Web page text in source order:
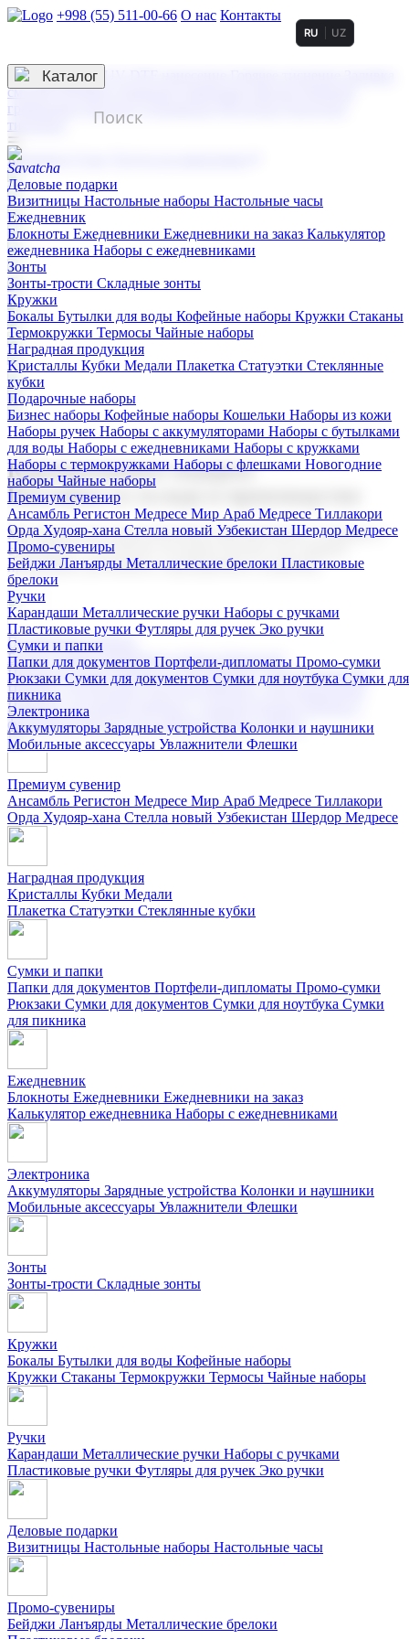
+998 (55) 511-00-66 О нас Контакты
3D гравировка
смолой (Doming)
гравировка твердая
тиснение
RU UZ
☰
Контакты
Каталог
Деловые подарки
Визитницы Настольные наборы Настольные часы
Ежедневник
Блокноты Ежедневники Ежедневники на заказ Калькулятор
ежедневника Наборы с ежедневниками
Зонты
Зонты-трости Складные зонты
Кружки
Бокалы Бутылки для воды Кофейные наборы Кружки Стаканы
Термокружки Термосы Чайные наборы
Наградная продукция
Kристаллы Кубки Медали Плакетка Статуэтки Стеклянные
кубки
Подарочные наборы
Бизнес наборы Кофейные наборы Кошельки Наборы из кожи
Наборы ручек Наборы с аккумуляторами Наборы с бутылками
для воды Наборы с ежедневниками Наборы с кружками
Наборы с термокружками Наборы с флешками Новогодние
наборы Чайные наборы
Премиум сувенир
Ансамбль Регистон Медресе Мир Араб Медресе Тиллакори
Орда Худояр-хана Стелла новый Узбекистан Шердор Медресе
Промо-сувениры
Бейджи Ланъярды Металлические брелоки Пластиковые
брелоки
Ручки
Карандаши Металлические ручки Наборы с ручками
Пластиковые ручки Футляры для ручек Эко ручки
Сумки и папки
Папки для документов Портфели-дипломаты Промо-сумки
Рюкзаки Сумки для документов Сумки для ноутбука Сумки для
пикника
Электроника
Аккумуляторы Зарядные устройства Колонки и наушники
Мобильные аксессуары Увлажнители Флешки
Корпоративные подарки
Поставка со склада и производство
Мы предлагаем широкий выбор корпоративных подарков и
сувениров с логотипом. В нашем каталоге вы найдете
продукцию для бизнеса, мероприятия и клиентов.
Подарочные наборы
Бизнес наборыКофейные наборы Кошельки
Наборы из кожиНаборы ручекНаборы с аккумуляторами
Наборы с бутылками для воды
Наборы с ежедневниками
Наборы с кружками
флешкамиНовогодние наборыЧайные наборы
Премиум сувенир
Ансамбль Регистон Медресе Мир Араб Медресе Тиллакори
Орда Худояр-хана Стелла новый Узбекистан Шердор Медресе
Наградная продукция
Kристаллы Кубки Медали
Плакетка Статуэтки Стеклянные кубки
Сумки и папки
Папки для документов Портфели-дипломаты Промо-сумки
Рюкзаки Сумки для документов Сумки для ноутбука Сумки
для пикника
Ежедневник
Блокноты Ежедневники Ежедневники на заказ
Калькулятор ежедневника Наборы с ежедневниками
Электроника
Аккумуляторы Зарядные устройства Колонки и наушники
Мобильные аксессуары Увлажнители Флешки
Зонты
Зонты-трости Складные зонты
Кружки
Бокалы Бутылки для воды Кофейные наборы
Кружки Стаканы Термокружки Термосы Чайные наборы
Ручки
Карандаши Металлические ручки Наборы с ручками
Пластиковые ручки Футляры для ручек Эко ручки
Деловые подарки
Визитницы Настольные наборы Настольные часы
Промо-сувениры
Бейджи Ланъярды Металлические брелоки